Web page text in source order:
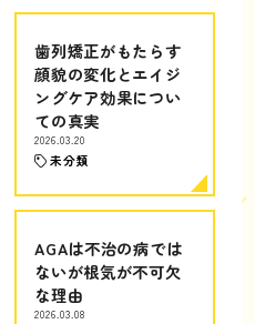
歯列矯正がもたらす
顔貌の変化とエイジ
ングケア効果につい
ての真実
2026.03.20
未分類
AGAは不治の病では
ないが根気が不可欠
な理由
2026.03.08